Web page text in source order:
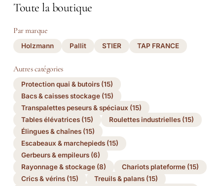
Toute la boutique
Par marque
Holzmann Pallit STIER TAP FRANCE
Autres catégories
Protection quai & butoirs (15)
Bacs & caisses stockage (15)
Transpalettes peseurs & spéciaux (15)
Tables élévatrices (15)
Roulettes industrielles (15)
Élingues & chaînes (15)
Escabeaux & marchepieds (15)
Gerbeurs & empileurs (6)
Rayonnage & stockage (8)
Chariots plateforme (15)
Crics & vérins (15)
Treuils & palans (15)